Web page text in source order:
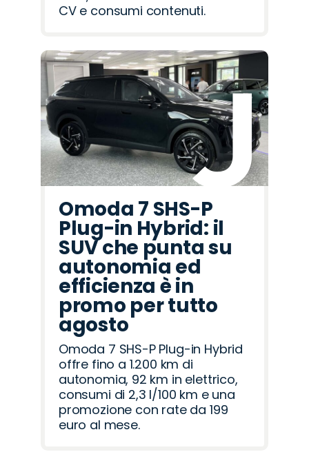
CV e consumi contenuti.
Omoda 7 SHS-P
Plug-in Hybrid: il
SUV che punta su
autonomia ed
efficienza è in
promo per tutto
agosto
Omoda 7 SHS-P Plug-in Hybrid
offre fino a 1.200 km di
autonomia, 92 km in elettrico,
consumi di 2,3 l/100 km e una
promozione con rate da 199
euro al mese.